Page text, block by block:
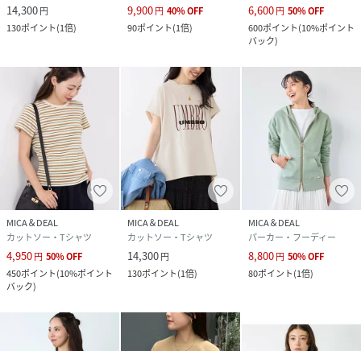
14,300円
130ポイント(1倍)
9,900円 40%OFF
90ポイント(1倍)
6,600円 50%OFF
600ポイント(10%ポイント
バック)
MICA＆DEAL
カットソー・Tシャツ
4,950円 50%OFF
450ポイント(10%ポイント
バック)
MICA＆DEAL
カットソー・Tシャツ
14,300円
130ポイント(1倍)
MICA＆DEAL
パーカー・フーディー
8,800円 50%OFF
80ポイント(1倍)